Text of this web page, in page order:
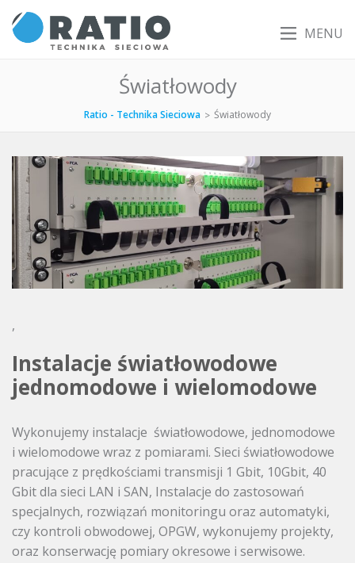
MENU
Światłowody
Ratio - Technika Sieciowa > Światłowody
,
Instalacje światłowodowe
jednomodowe i wielomodowe
Wykonujemy instalacje światłowodowe, jednomodowe
i wielomodowe wraz z pomiarami. Sieci światłowodowe
pracujące z prędkościami transmisji 1 Gbit, 10Gbit, 40
Gbit dla sieci LAN i SAN, Instalacje do zastosowań
specjalnych, rozwiązań monitoringu oraz automatyki,
czy kontroli obwodowej, OPGW, wykonujemy projekty,
oraz konserwację pomiary okresowe i serwisowe.